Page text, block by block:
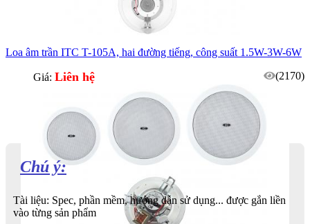
Loa âm trần ITC T-105A, hai đường tiếng, công suất 1.5W-3W-6W
Giá: Liên hệ (2170)
Chú ý:
Tài liệu: Spec, phần mềm, hướng dẫn sử dụng... được gắn liền
vào từng sản phẩm